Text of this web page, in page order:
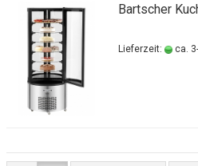
Bartscher
Lieferzeit: ca.